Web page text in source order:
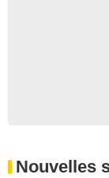
Nouvelles